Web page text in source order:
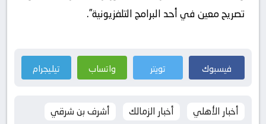
تصريح معين في أحد البرامج التلفزيونية”.
فيسبوك تويتر واتساب تيليجرام
أخبار الأهلي أخبار الزمالك
أشرف بن شرقي